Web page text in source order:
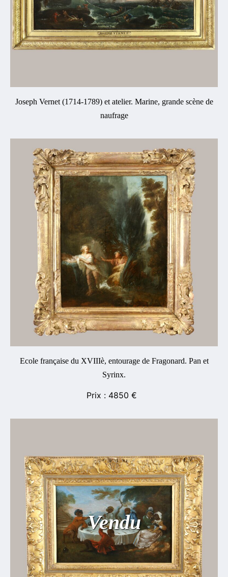
Joseph Vernet (1714-1789) et atelier. Marine, grande scène de
naufrage
Ecole française du XVIIIè, entourage de Fragonard. Pan et
Syrinx.
4850 €
Vendu